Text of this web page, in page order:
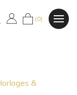
(0)
&